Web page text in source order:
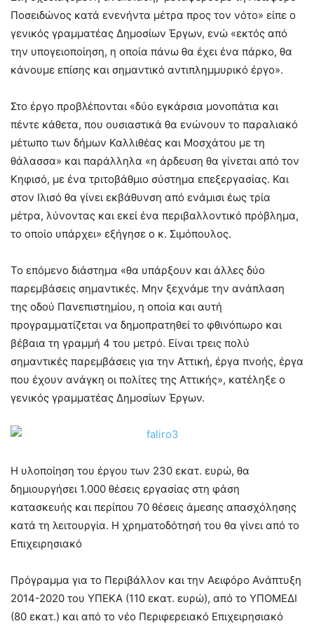
Ποσειδώνος κατά ενενήντα μέτρα προς τον νότο» είπε ο
γενικός γραμματέας Δημοσίων Έργων, ενώ «εκτός από
την υπογειοποίηση, η οποία πάνω θα έχει ένα πάρκο, θα
κάνουμε επίσης και σημαντικό αντιπλημμυρικό έργο».
Στο έργο προβλέπονται «δύο εγκάρσια μονοπάτια και
πέντε κάθετα, που ουσιαστικά θα ενώνουν το παραλιακό
μέτωπο των δήμων Καλλιθέας και Μοσχάτου με τη
θάλασσα» και παράλληλα «η άρδευση θα γίνεται από τον
Κηφισό, με ένα τριτοβάθμιο σύστημα επεξεργασίας. Και
στον Ιλισό θα γίνει εκβάθυνση από ενάμισι έως τρία
μέτρα, λύνοντας και εκεί ένα περιβαλλοντικό πρόβλημα,
το οποίο υπάρχει» εξήγησε ο κ. Σιμόπουλος.
Το επόμενο διάστημα «θα υπάρξουν και άλλες δύο
παρεμβάσεις σημαντικές. Μην ξεχνάμε την ανάπλαση
της οδού Πανεπιστημίου, η οποία και αυτή
προγραμματίζεται να δημοπρατηθεί το φθινόπωρο και
βέβαια τη γραμμή 4 του μετρό. Είναι τρεις πολύ
σημαντικές παρεμβάσεις για την Αττική, έργα πνοής, έργα
που έχουν ανάγκη οι πολίτες της Αττικής», κατέληξε ο
γενικός γραμματέας Δημοσίων Έργων.
Η υλοποίηση του έργου των 230 εκατ. ευρώ, θα
δημιουργήσει 1.000 θέσεις εργασίας στη φάση
κατασκευής και περίπου 70 θέσεις άμεσης απασχόλησης
κατά τη λειτουργία. Η χρηματοδότησή του θα γίνει από το
Επιχειρησιακό
Πρόγραμμα για το Περιβάλλον και την Αειφόρο Ανάπτυξη
2014-2020 του ΥΠΕΚΑ (110 εκατ. ευρώ), από το ΥΠΟΜΕΔΙ
(80 εκατ.) και από το νέο Περιφερειακό Επιχειρησιακό